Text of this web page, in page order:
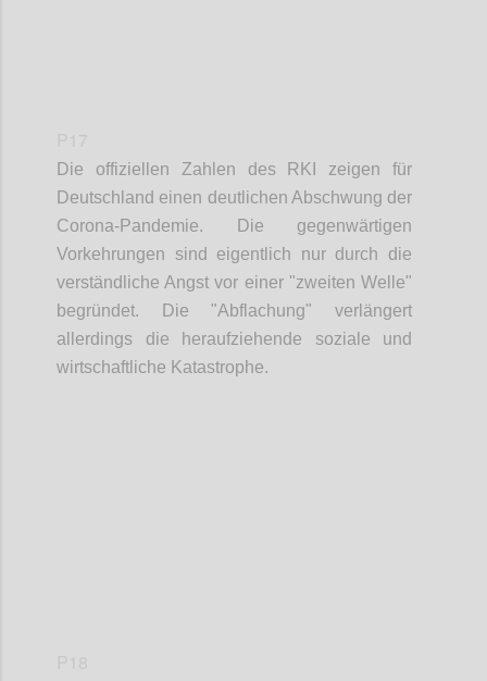
Die offiziellen Zahlen des RKI zeigen für
Deutschland einen deutlichen Abschwung der
Corona-Pandemie. Die gegenwärtigen
Vorkehrungen sind eigentlich nur durch die
verständliche Angst vor einer "zweiten Welle"
begründet. Die "Abflachung" verlängert
allerdings die heraufziehende soziale und
wirtschaftliche Katastrophe.